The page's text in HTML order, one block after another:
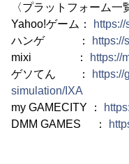
〈プラットフォーム一
Yahoo!ゲーム：
ハンゲ ：
https://
mixi ：
https://
ゲソてん ：
https://
simulation/IXA
my GAMECITY ：
DMM GAMES ：